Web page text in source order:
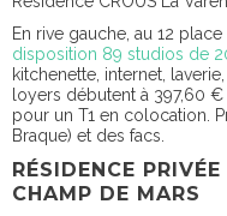
En rive gauche, au 12 place
disposition 89 studios de
kitchenette, internet,
loyers débutent à 397,60
pour un T1 en colocation.
Braque) et des facs.
RÉSIDENCE
CHAMP DE MARS